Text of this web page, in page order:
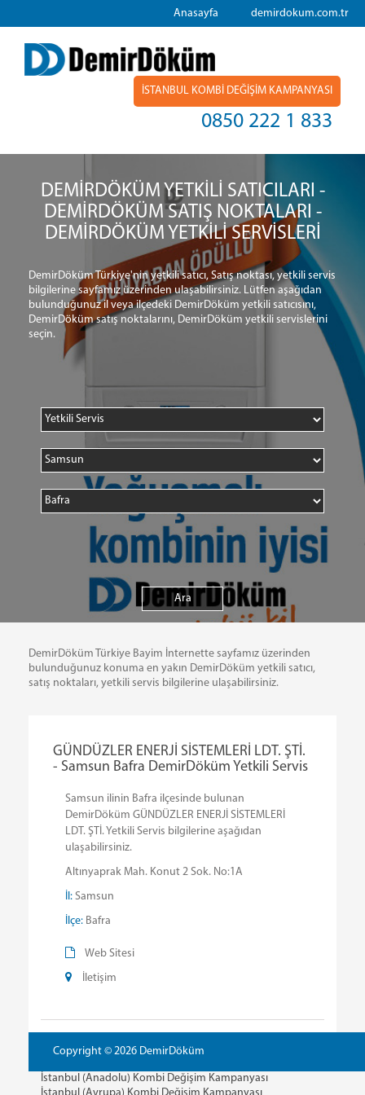
demirdokum.com.tr
Anasayfa
İSTANBUL KOMBİ DEĞİŞİM KAMPANYASI
0850 222 1 833
DEMİRDÖKÜM YETKİLİ SATICILARI -
DEMİRDÖKÜM SATIŞ NOKTALARI -
DEMİRDÖKÜM YETKİLİ SERVİSLERİ
DemirDöküm Türkiye'nin yetkili satıcı, Satış noktası, yetkili servis
bilgilerine sayfamız üzerinden ulaşabilirsiniz. Lütfen aşağıdan
bulunduğunuz il veya ilçedeki DemirDöküm yetkili satıcısını,
DemirDöküm satış noktalarını, DemirDöküm yetkili servislerini
seçin.
DemirDöküm Türkiye Bayim İnternette sayfamız üzerinden
bulunduğunuz konuma en yakın DemirDöküm yetkili satıcı,
satış noktaları, yetkili servis bilgilerine ulaşabilirsiniz.
GÜNDÜZLER ENERJİ SİSTEMLERİ LDT. ŞTİ.
- Samsun Bafra DemirDöküm Yetkili Servis
Samsun ilinin Bafra ilçesinde bulunan
DemirDöküm GÜNDÜZLER ENERJİ SİSTEMLERİ
LDT. ŞTİ. Yetkili Servis bilgilerine aşağıdan
ulaşabilirsiniz.
Altınyaprak Mah. Konut 2 Sok. No:1A
İl: Samsun
İlçe: Bafra
Web Sitesi
İletişim
Copyright © 2026 DemirDöküm
İstanbul (Anadolu) Kombi Değişim Kampanyası